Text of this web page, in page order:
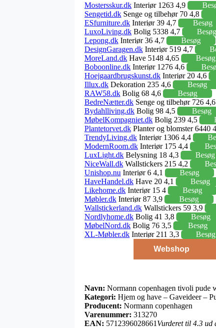
Mostersskur.dk Interiør 1263 4,9
Sengetid.dk Senge og tilbehør 70 4,8
ESfurniture.dk Interiør 39 4,7
Besøg
LuxoLiving.dk Bolig 5338 4,7
Besøg
Lepong.dk Interiør 36 4,7
Besøg
DesignGaragen.dk Interiør 519 4,7
MoreLand.dk Have 5148 4,65
Besøg
Boboonline.dk Interiør 1276 4,6
Hoejgaardbrugskunst.dk Interiør 20 4,6
Illux.dk Dekoration 235 4,6
Besøg
RAW58.dk Bolig 68 4,6
Besøg
BedreNætter.dk Senge og tilbehør 726 4,6
Bydahlliving.dk Bolig 98 4,5
Besøg
MøbelKompagniet.dk Bolig 239 4,5
Plantetorvet.dk Planter og blomster 6440
TrendyLiving.dk Interiør 1306 4,4
ModernRoom.dk Interiør 175 4,4
LuxLight.dk Belysning 18 4,3
Besøg
NiceWall.dk Wallstickers 215 4,2
Unishop.nu Interiør 6 4,1
Besøg
HaveHandel.dk Have 20 4,1
Besøg
Likehome.dk Interiør 15 4
Besøg
Møbler.dk Interiør 87 3,9
Besøg
Wallstickerland.dk Wallstickers 59 3,9
Nordlyhome.dk Bolig 41 3,8
Besøg
MøbelNord.dk Bolig 76 3,5
Besøg
XL-Møbler.dk Interiør 211 3,3
Besøg
Webshop
Navn: Normann copenhagen tivoli pude
Kategori: Hjem og have – Gaveideer –
Producent: Normann copenhagen
Varenummer: 313270
EAN: 5712396028661 Vurderet til 4.3 ud